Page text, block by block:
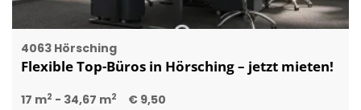
4063 Hörsching
Flexible Top-Büros in Hörsching – jetzt mieten!
17 m2 - 34,67 m2 € 9,50